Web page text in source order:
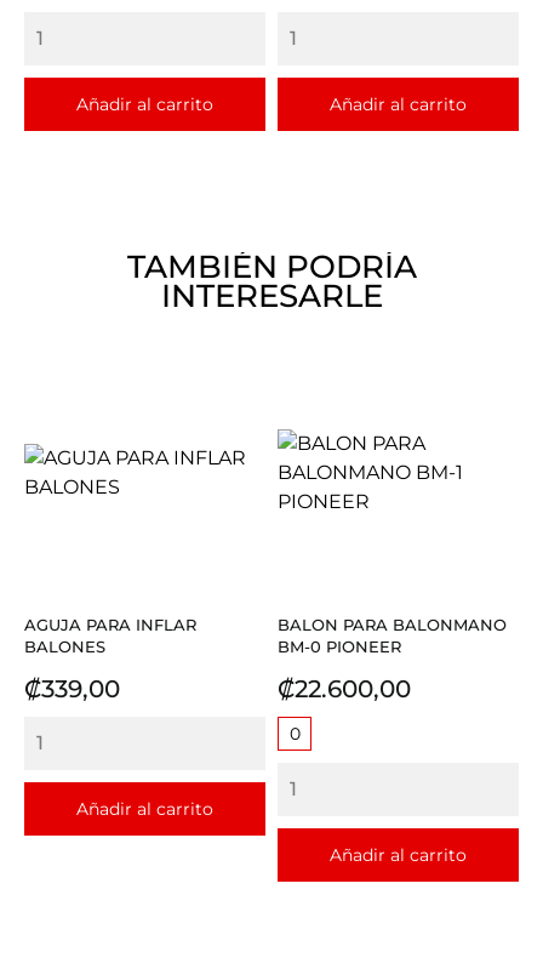
Añadir al carrito Añadir al carrito
TAMBIÉN PODRÍA
INTERESARLE
AGUJA PARA INFLAR
BALONES
Precio
₡339,00
Añadir al carrito
BALON PARA BALONMANO
BM-0 PIONEER
Precio
₡22.600,00
0
Añadir al carrito